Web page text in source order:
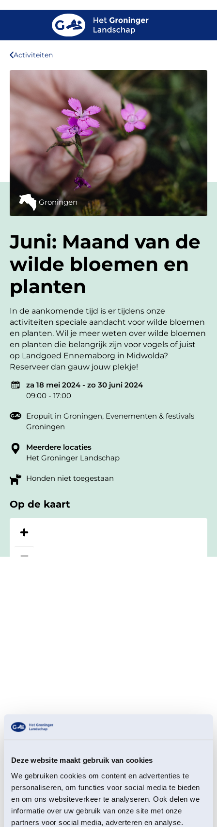
Deze website maakt gebruik van cookies
We gebruiken cookies om content en advertenties te
personaliseren, om functies voor social media te bieden
en om ons websiteverkeer te analyseren. Ook delen we
informatie over uw gebruik van onze site met onze
partners voor social media, adverteren en analyse.
Activiteiten
Groningen
Juni: Maand van de
wilde bloemen en
planten
In de aankomende tijd is er tijdens onze
activiteiten speciale aandacht voor wilde bloemen
en planten. Wil je meer weten over wilde bloemen
en planten die belangrijk zijn voor vogels of juist
op Landgoed Ennemaborg in Midwolda?
Reserveer dan gauw jouw plekje!
za 18 mei 2024 - zo 30 juni 2024
09:00 - 17:00
Eropuit in Groningen, Evenementen & festivals
Groningen
Meerdere locaties
Het Groninger Landschap
Honden niet toegestaan
Op de kaart
mens. Kamerplanten, tuinplanten,
landbouwgewassen, allemaal zijn ze aangepast aan
de wensen van de mens. Gelukkig bestaan er ook nog
écht wilde bloemen en planten. Wij zetten de wilde
bloemen en planten in het zonnetje met activiteiten,
tips en meer!